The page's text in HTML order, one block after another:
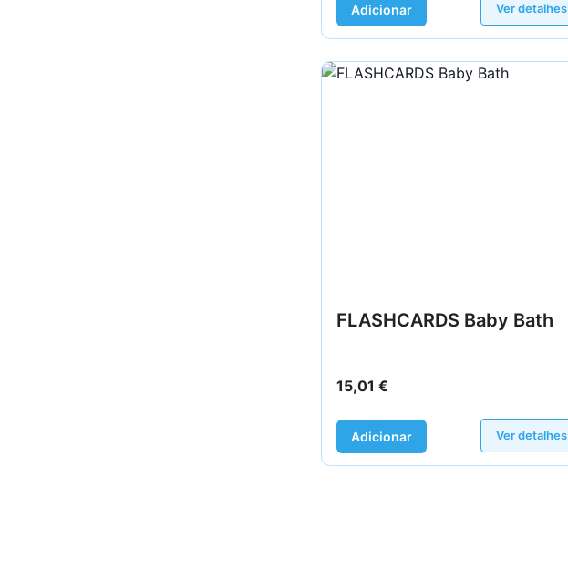
Adicionar Ver detalhes
FLASHCARDS Baby Bath
15,01 €
Adicionar Ver detalhes